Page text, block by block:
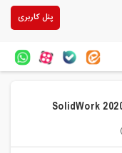
پنل کاربری